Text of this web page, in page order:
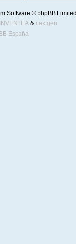
Software © phpBB Limited
INVENTEA& nextgen
España